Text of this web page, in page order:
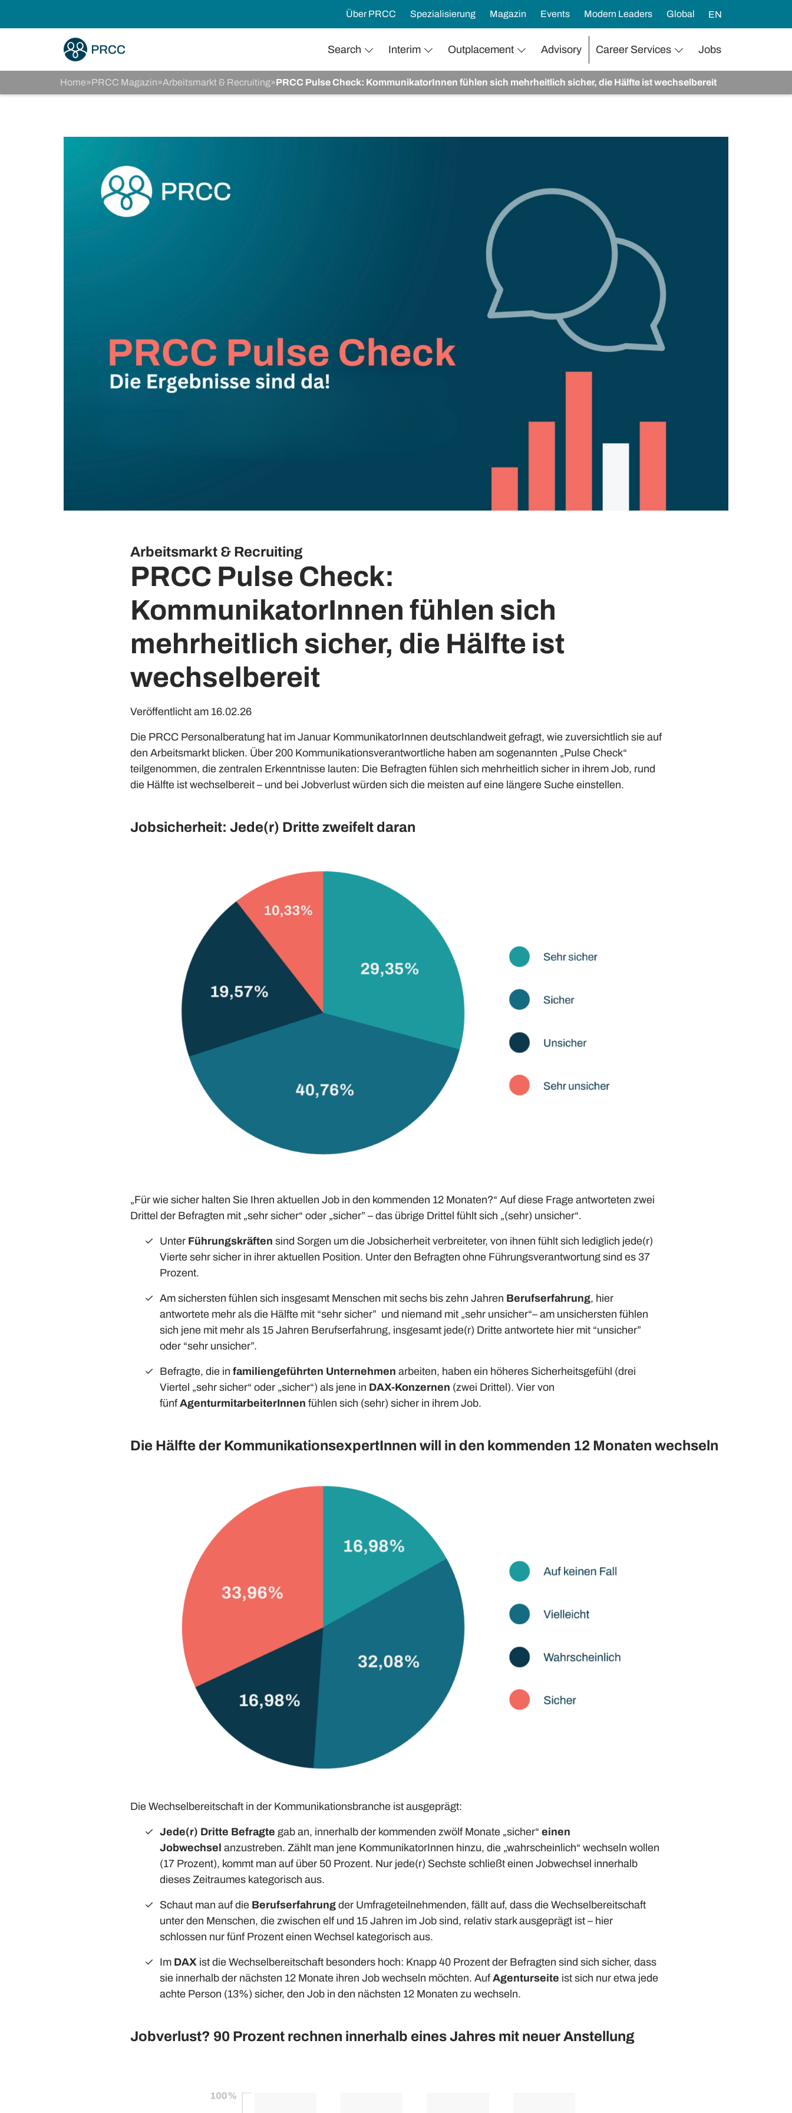
Über PRCC Spezialisierung Magazin Events Modern Leaders Global EN
Search Interim Outplacement Advisory Career Services Jobs
Home»PRCC Magazin»Arbeitsmarkt & Recruiting»PRCC Pulse Check: KommunikatorInnen fühlen sich mehrheitlich sicher, die Hälfte ist wechselbereit
Arbeitsmarkt & Recruiting
PRCC Pulse Check:
KommunikatorInnen fühlen sich
mehrheitlich sicher, die Hälfte ist
wechselbereit
Veröffentlicht am 16.02.26
Die PRCC Personalberatung hat im Januar KommunikatorInnen deutschlandweit gefragt, wie zuversichtlich sie auf
den Arbeitsmarkt blicken. Über 200 Kommunikationsverantwortliche haben am sogenannten „Pulse Check“
teilgenommen, die zentralen Erkenntnisse lauten: Die Befragten fühlen sich mehrheitlich sicher in ihrem Job, rund
die Hälfte ist wechselbereit – und bei Jobverlust würden sich die meisten auf eine längere Suche einstellen.
Jobsicherheit: Jede(r) Dritte zweifelt daran
„Für wie sicher halten Sie Ihren aktuellen Job in den kommenden 12 Monaten?“ Auf diese Frage antworteten zwei
Drittel der Befragten mit „sehr sicher“ oder „sicher” – das übrige Drittel fühlt sich „(sehr) unsicher“.
Unter Führungskräften sind Sorgen um die Jobsicherheit verbreiteter, von ihnen fühlt sich lediglich jede(r)
Vierte sehr sicher in ihrer aktuellen Position. Unter den Befragten ohne Führungsverantwortung sind es 37
Prozent.
Am sichersten fühlen sich insgesamt Menschen mit sechs bis zehn Jahren Berufserfahrung, hier
antwortete mehr als die Hälfte mit “sehr sicher” und niemand mit „sehr unsicher“– am unsichersten fühlen
sich jene mit mehr als 15 Jahren Berufserfahrung, insgesamt jede(r) Dritte antwortete hier mit “unsicher”
oder “sehr unsicher”.
Befragte, die in familiengeführten Unternehmen arbeiten, haben ein höheres Sicherheitsgefühl (drei
Viertel „sehr sicher“ oder „sicher“) als jene in DAX-Konzernen (zwei Drittel). Vier von
fünf AgenturmitarbeiterInnen fühlen sich (sehr) sicher in ihrem Job.
Die Hälfte der KommunikationsexpertInnen will in den kommenden 12 Monaten wechseln
Die Wechselbereitschaft in der Kommunikationsbranche ist ausgeprägt:
Jede(r) Dritte Befragte gab an, innerhalb der kommenden zwölf Monate „sicher“ einen
Jobwechsel anzustreben. Zählt man jene KommunikatorInnen hinzu, die „wahrscheinlich“ wechseln wollen
(17 Prozent), kommt man auf über 50 Prozent. Nur jede(r) Sechste schließt einen Jobwechsel innerhalb
dieses Zeitraumes kategorisch aus.
Schaut man auf die Berufserfahrungder Umfrageteilnehmenden, fällt auf, dass die Wechselbereitschaft
unter den Menschen, die zwischen elf und 15 Jahren im Job sind, relativ stark ausgeprägt ist – hier
schlossen nur fünf Prozent einen Wechsel kategorisch aus.
Im DAX ist die Wechselbereitschaft besonders hoch: Knapp 40 Prozent der Befragten sind sich sicher, dass
sie innerhalb der nächsten 12 Monate ihren Job wechseln möchten. Auf Agenturseite ist sich nur etwa jede
achte Person (13%) sicher, den Job in den nächsten 12 Monaten zu wechseln.
Jobverlust? 90 Prozent rechnen innerhalb eines Jahres mit neuer Anstellung